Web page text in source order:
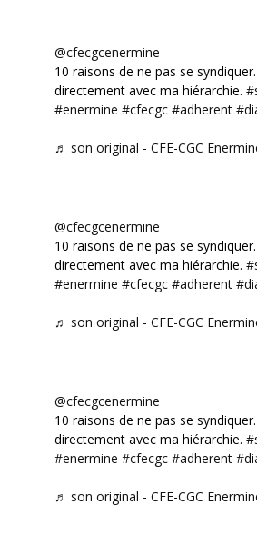
@cfecgcenermine
10 raisons de ne pas se
directement avec ma hiérarchie.
#enermine #cfecgc #adherent
♬ son original - CFE-CGC
@cfecgcenermine
10 raisons de ne pas se
directement avec ma hiérarchie.
#enermine #cfecgc #adherent
♬ son original - CFE-CGC
@cfecgcenermine
10 raisons de ne pas se
directement avec ma hiérarchie.
#enermine #cfecgc #adherent
♬ son original - CFE-CGC